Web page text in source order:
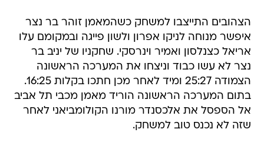
הצהובים התייצבו למשחק כשהמאמן זוהר בר נצר
איפשר מנוחה לניקו אפרון ולשון פייגה ובמקומם עלו
אריאל כצנלסון ואמיר וינרסקי. שחקניו של יניב בר
נצר לא עשו כבוד וניצחו את המערכה הראשונה
הצמודה 25:27 ומיד לאחר מכן חתכו בקלות 16:25.
בתום המערכה הראשונה הוריד מאמן מכבי תל אביב
אל הספסל את אלכסנדר מורנו הקולומביאני לאחר
שזה לא נכנס טוב למשחק.